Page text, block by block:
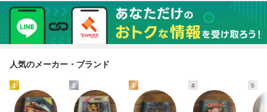
人気のメーカー・ブランド
1 2 3 4 5